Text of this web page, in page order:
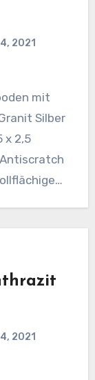
2021
mit
Silber
x 2,5
2021